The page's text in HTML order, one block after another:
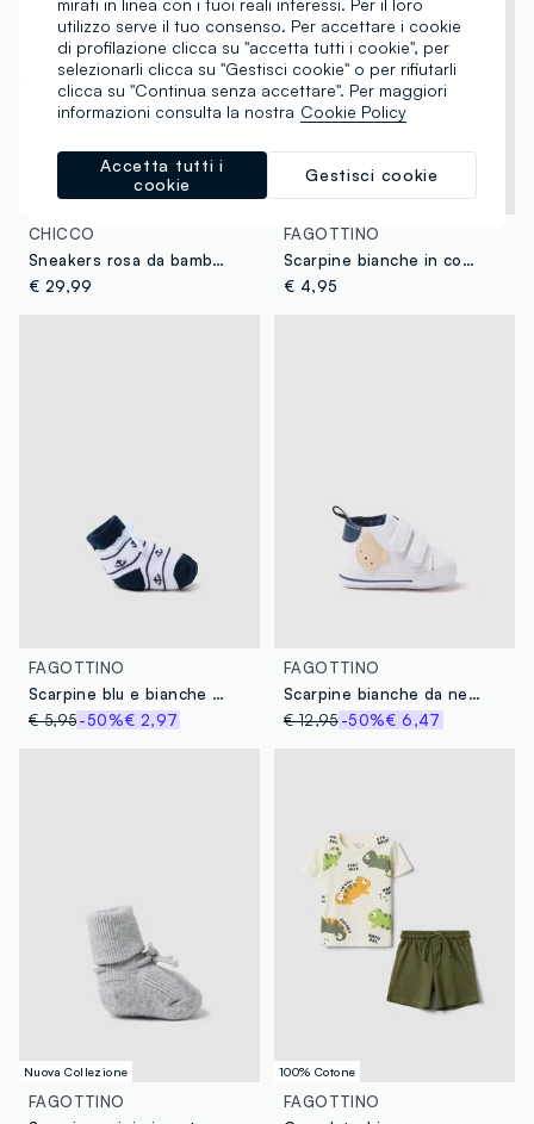
CHICCO
Sneakers rosa da bambino con chiusura a strappo
€ 29,99
Nuova Collezione
FAGOTTINO
Scarpine bianche in cotone organico a coste
€ 4,95
FAGOTTINO
Scarpine blu e bianche in cotone elasticizzato
€ 5,95-50%€ 2,97
FAGOTTINO
Scarpine bianche da neonato in tela
€ 12,95 -50%€ 6,47
Nuova Collezione
FAGOTTINO
100% Cotone
FAGOTTINO
utilizzo serve il tuo consenso. Per accettare i cookie
di profilazione clicca su "accetta tutti i cookie", per
selezionarli clicca su "Gestisci cookie" o per rifiutarli
clicca su "Continua senza accettare". Per maggiori
informazioni consulta la nostra Cookie Policy
Gestisci cookie
Accetta tutti i
cookie